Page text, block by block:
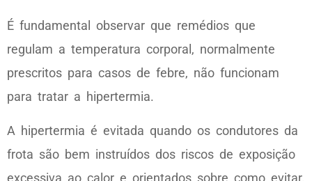
É fundamental observar que remédios que
regulam a temperatura corporal, normalmente
prescritos para casos de febre, não funcionam
para tratar a hipertermia.
A hipertermia é evitada quando os condutores da
frota são bem instruídos dos riscos de exposição
excessiva ao calor e orientados sobre como evitar.